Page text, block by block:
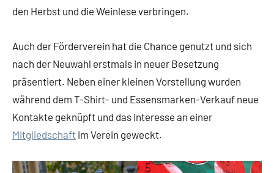
den Herbst und die Weinlese verbringen.
Auch der Förderverein hat die Chance genutzt und sich
nach der Neuwahl erstmals in neuer Besetzung
präsentiert. Neben einer kleinen Vorstellung wurden
während dem T-Shirt- und Essensmarken-Verkauf neue
Kontakte geknüpft und das Interesse an einer
Mitgliedschaft im Verein geweckt.